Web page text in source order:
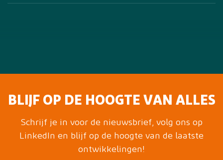
BLIJF OP DE HOOGTE VAN ALLES
Schrijf je in voor de nieuwsbrief, volg ons op
LinkedIn en blijf op de hoogte van de laatste
ontwikkelingen!